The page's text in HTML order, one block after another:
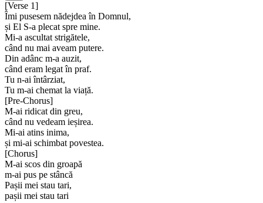
[Verse 1]
Îmi pusesem nădejdea în Domnul,
și El S-a plecat spre mine.
Mi-a ascultat strigătele,
când nu mai aveam putere.
Din adânc m-a auzit,
când eram legat în praf.
Tu n-ai întârziat,
Tu m-ai chemat la viață.
[Pre-Chorus]
M-ai ridicat din greu,
când nu vedeam ieșirea.
Mi-ai atins inima,
și mi-ai schimbat povestea.
[Chorus]
M-ai scos din groapă
m-ai pus pe stâncă
Pașii mei stau tari,
pașii mei stau tari